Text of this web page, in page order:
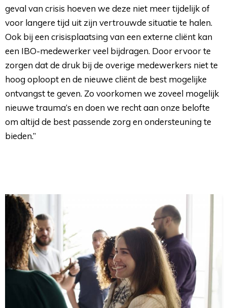
geval van crisis hoeven we deze niet meer tijdelijk of
voor langere tijd uit zijn vertrouwde situatie te halen.
Ook bij een crisisplaatsing van een externe cliënt kan
een IBO-medewerker veel bijdragen. Door ervoor te
zorgen dat de druk bij de overige medewerkers niet te
hoog oploopt en de nieuwe cliënt de best mogelijke
ontvangst te geven. Zo voorkomen we zoveel mogelijk
nieuwe trauma’s en doen we recht aan onze belofte
om altijd de best passende zorg en ondersteuning te
bieden.”